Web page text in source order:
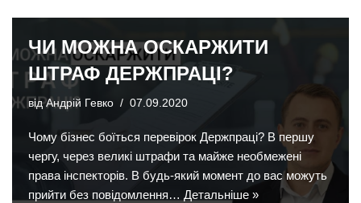
ЧИ МОЖНА ОСКАРЖИТИ
ШТРАФ ДЕРЖПРАЦІ?
відАндрій Гевко 07.09.2020
Чому бізнес боїться перевірок Держпраці? В першу
чергу, через великі штрафи та майже необмежені
права інспекторів. В будь-який момент до вас можуть
прийти без повідомлення… Детальніше »